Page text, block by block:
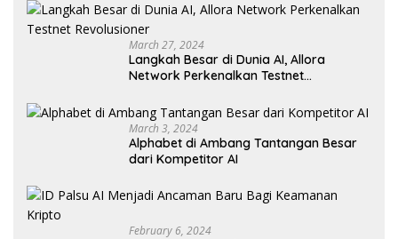
March 27, 2024
Langkah Besar di Dunia AI, Allora
Network Perkenalkan Testnet
March 3, 2024
Alphabet di Ambang Tantangan Besar
dari Kompetitor AI
February 6, 2024